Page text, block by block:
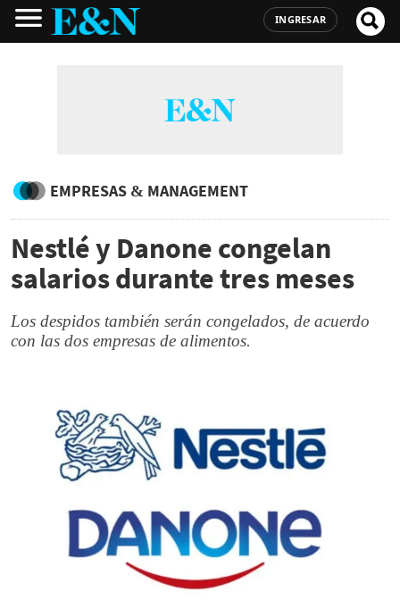
INGRESAR
EMPRESAS & MANAGEMENT
Nestlé y Danone congelan
salarios durante tres meses
Los despidos también serán congelados, de acuerdo
con las dos empresas de alimentos.